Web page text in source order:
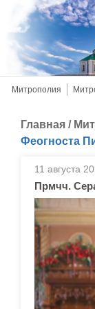
Митрополия
Главная /
Феогноста
11 августа
Прмчч.